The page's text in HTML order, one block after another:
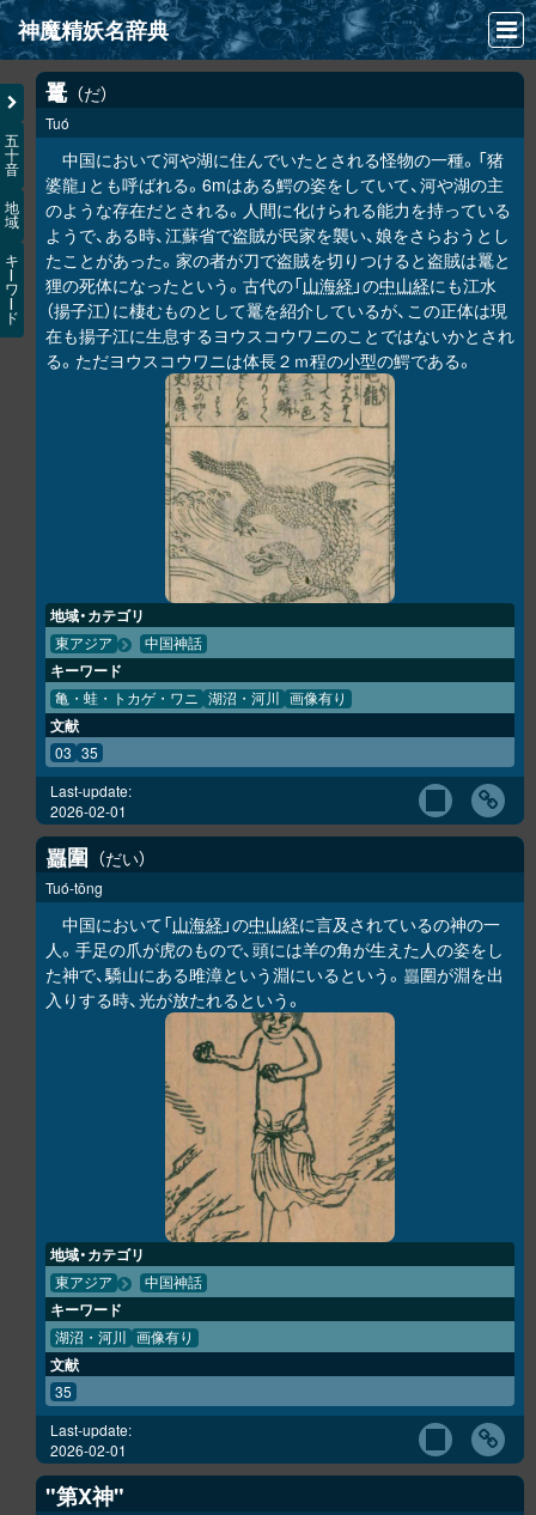
神魔精妖名辞典
NEWS
INFO
文献
検索
凖項目
画像資料便覧
LINK
五
十
音
地
域
キ
ワ
ド
鼍 だ
Tuó
中国において河や湖に住んでいたとされる怪物の一種。「猪
婆龍」とも呼ばれる。6mはある鰐の姿をしていて、河や湖の主
のような存在だとされる。人間に化けられる能力を持っている
ようで、ある時、江蘇省で盗賊が民家を襲い、娘をさらおうとし
たことがあった。家の者が刀で盗賊を切りつけると盗賊は鼍と
狸の死体になったという。古代の「山海経 」の中山経にも江水
（揚子江）に棲むものとして鼍を紹介しているが、この正体は現
在も揚子江に生息するヨウスコウワニのことではないかとされ
る。ただヨウスコウワニは体長２ｍ程の小型の鰐である。
地域・カテゴリ
東アジア 中国神話
キーワード
亀・蛙・トカゲ・ワニ 湖沼・河川 画像有り
文献
03 35
Last-update:
2026-02-01
𧕛圍 だい
Tuó-tōng
中国において「山海経 」の中山経に言及されているの神の一
人。手足の爪が虎のもので、頭には羊の角が生えた人の姿をし
た神で、驕山にある雎漳という淵にいるという。 𧕛圍が淵を出
入りする時、光が放たれるという。
地域・カテゴリ
東アジア 中国神話
キーワード
湖沼・河川 画像有り
文献
35
Last-update:
2026-02-01
"第X神"